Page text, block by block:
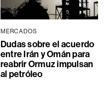
MERCADOS
Dudas sobre el acuerdo
entre Irán y Omán para
reabrir Ormuz impulsan
al petróleo